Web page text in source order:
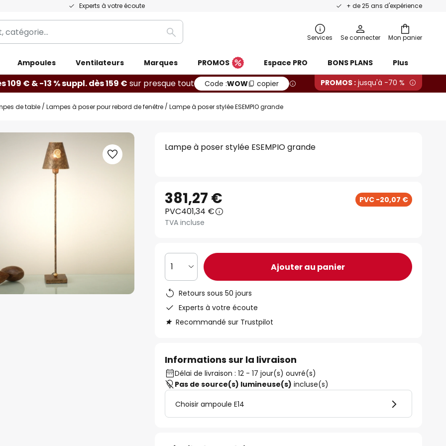
Experts à votre écoute + de 25 ans d'expérience
Mon panier
Rechercher Services Se connecter
Ampoules Ventilateurs Marques PROMOS Espace PRO BONS PLANS Plus
109 € & -13 % suppl. dès 159 € sur presque tout Code :WOW copier PROMOS : jusqu'à -70 %
de table Lampes à poser pour rebord de fenêtre Lampe à poser stylée ESEMPIO grande
Lampe à poser stylée ESEMPIO grande
381,27 € PVC -20,07 €
PVC401,34 €
TVA incluse
1 Ajouter au panier
Retours sous 50 jours
Experts à votre écoute
Recommandé sur Trustpilot
Informations sur la livraison
Délai de livraison : 12 - 17 jour(s) ouvré(s)
Pas de source(s) lumineuse(s) incluse(s)
Choisir ampoule E14